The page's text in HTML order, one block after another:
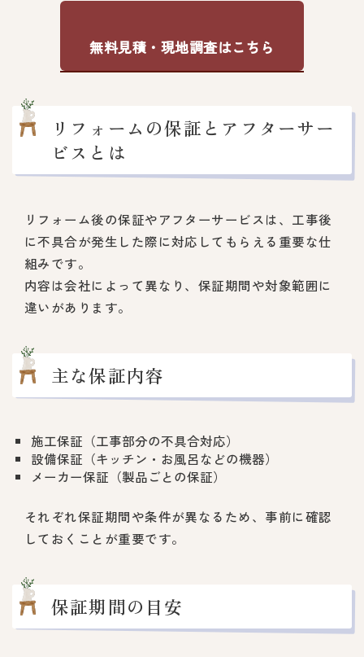
無料見積・現地調査はこちら
リフォームの保証とアフターサー
ビスとは
リフォーム後の保証やアフターサービスは、工事後
に不具合が発生した際に対応してもらえる重要な仕
組みです。
内容は会社によって異なり、保証期間や対象範囲に
違いがあります。
主な保証内容
施工保証（工事部分の不具合対応）
設備保証（キッチン・お風呂などの機器）
メーカー保証（製品ごとの保証）
それぞれ保証期間や条件が異なるため、事前に確認
しておくことが重要です。
保証期間の目安